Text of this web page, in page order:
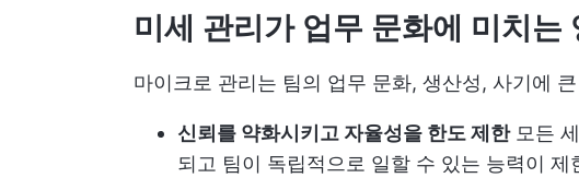
미세 관리가 업무 문화에 미치는
마이크로 관리는 팀의 업무 문화, 생산성, 사기에
신뢰를 약화시키고 자율성을 한도 제한모든
되고 팀이 독립적으로 일할 수 있는 능력이